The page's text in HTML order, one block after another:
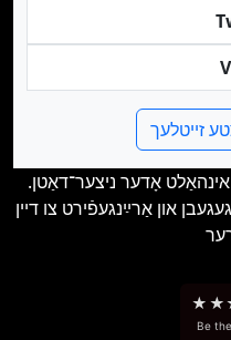
זייטלעך
אָדער ניצער־דאַטן.
און אַרײַנגעפֿירט צו דיין
★ ★
Be